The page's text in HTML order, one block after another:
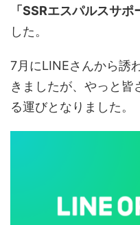
「SSRエスパルスサポ
した。
7月にLINEさんから誘
きましたが、やっと
る運びとなりました。